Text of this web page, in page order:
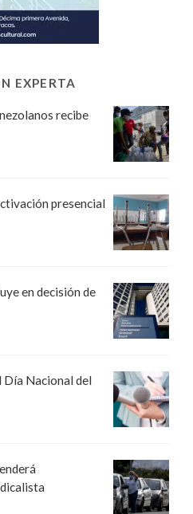
EXPERTA
recibe
presencial
en decisión de
Día Nacional del